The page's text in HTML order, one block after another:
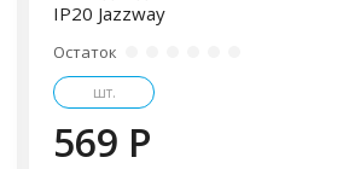
IP20 Jazzway
Остаток
шт.
569 P